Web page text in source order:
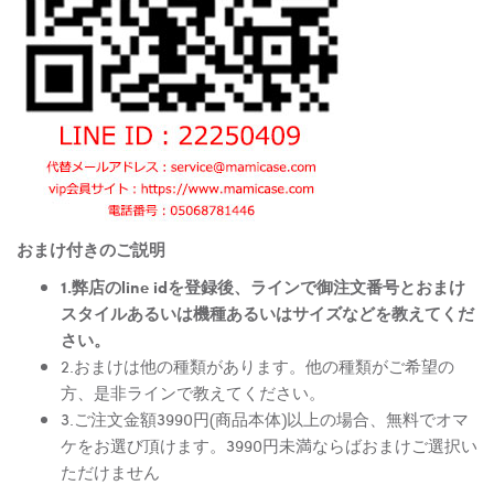
おまけ付きのご説明
1.弊店のline idを登録後、ラインで御注文番号とおまけ
スタイルあるいは機種あるいはサイズなどを教えてくだ
さい。
2.おまけは他の種類があります。他の種類がご希望の
方、是非ラインで教えてください。
3.ご注文金額3990円(商品本体)以上の場合、無料でオマ
ケをお選び頂けます。3990円未満ならばおまけご選択い
ただけません